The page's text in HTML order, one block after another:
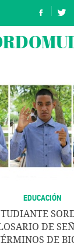
EDUCACIÓN
DE
DE